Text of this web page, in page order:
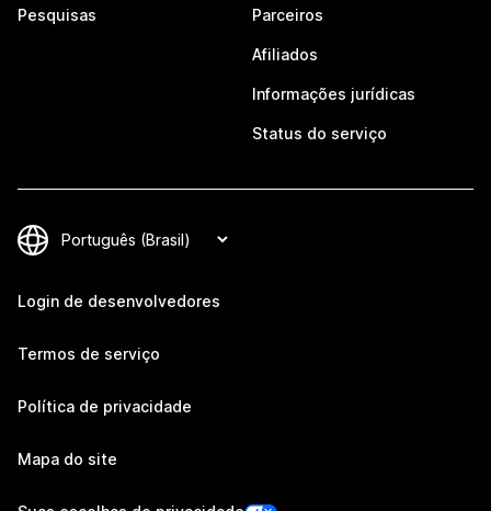
Pesquisas Parceiros
Afiliados
Informações jurídicas
Status do serviço
Login de desenvolvedores
Termos de serviço
Política de privacidade
Mapa do site